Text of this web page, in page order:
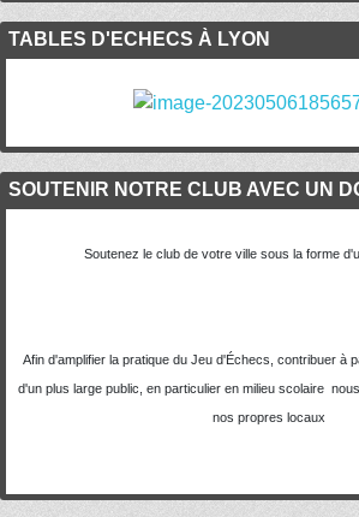
TABLES D'ECHECS À LYON
SOUTENIR NOTRE CLUB AVEC UN
Soutenez le club de votre ville sous la forme
Afin d'amplifier la pratique du Jeu d'Échecs, contribuer à
d'un plus large public, en particulier en milieu scolaire
nos propres locaux